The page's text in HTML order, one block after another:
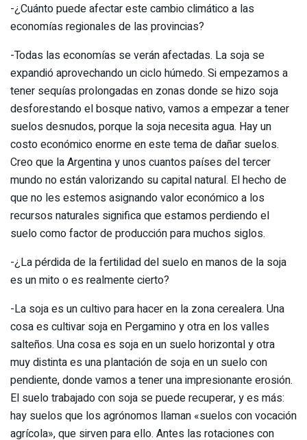
-¿Cuánto puede afectar este cambio climático a las
economías regionales de las provincias?
-Todas las economías se verán afectadas. La soja se
expandió aprovechando un ciclo húmedo. Si empezamos a
tener sequías prolongadas en zonas donde se hizo soja
desforestando el bosque nativo, vamos a empezar a tener
suelos desnudos, porque la soja necesita agua. Hay un
costo económico enorme en este tema de dañar suelos.
Creo que la Argentina y unos cuantos países del tercer
mundo no están valorizando su capital natural. El hecho de
que no les estemos asignando valor económico a los
recursos naturales significa que estamos perdiendo el
suelo como factor de producción para muchos siglos.
-¿La pérdida de la fertilidad del suelo en manos de la soja
es un mito o es realmente cierto?
-La soja es un cultivo para hacer en la zona cerealera. Una
cosa es cultivar soja en Pergamino y otra en los valles
salteños. Una cosa es soja en un suelo horizontal y otra
muy distinta es una plantación de soja en un suelo con
pendiente, donde vamos a tener una impresionante erosión.
El suelo trabajado con soja se puede recuperar, y es más:
hay suelos que los agrónomos llaman «suelos con vocación
agrícola», que sirven para ello. Antes las rotaciones con